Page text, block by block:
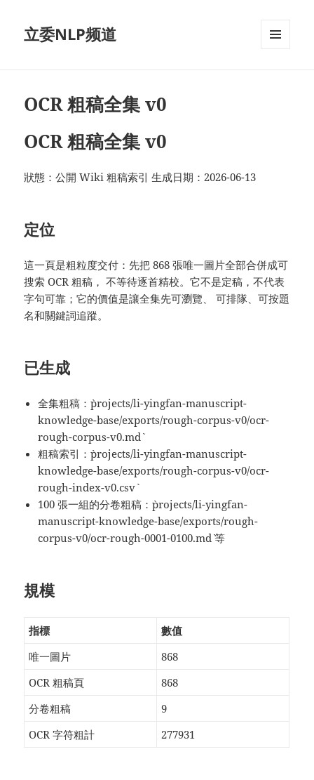
立委NLP频道
OCR 粗稿全集 v0
OCR 粗稿全集 v0
狀態：公開 Wiki 粗稿索引 生成日期：2026-06-13
定位
這一頁是粗粒度交付：先把 868 張唯一圖片全部合併成可
搜索 OCR 粗稿， 不等待逐首精校。它不是定稿，不代表
字句可靠；它的價值是讓全集先可瀏覽、 可排隊、可按題
名和關鍵詞追蹤。
已生成
全集粗稿：`projects/li-yingfan-manuscript-
knowledge-base/exports/rough-corpus-v0/ocr-
rough-corpus-v0.md`
粗稿索引：`projects/li-yingfan-manuscript-
knowledge-base/exports/rough-corpus-v0/ocr-
rough-index-v0.csv`
100 張一組的分卷粗稿：`projects/li-yingfan-
manuscript-knowledge-base/exports/rough-
corpus-v0/ocr-rough-0001-0100.md` 等
規模
指標
數值
唯一圖片
868
OCR 粗稿頁
868
分卷粗稿
9
OCR 字符粗計
277931